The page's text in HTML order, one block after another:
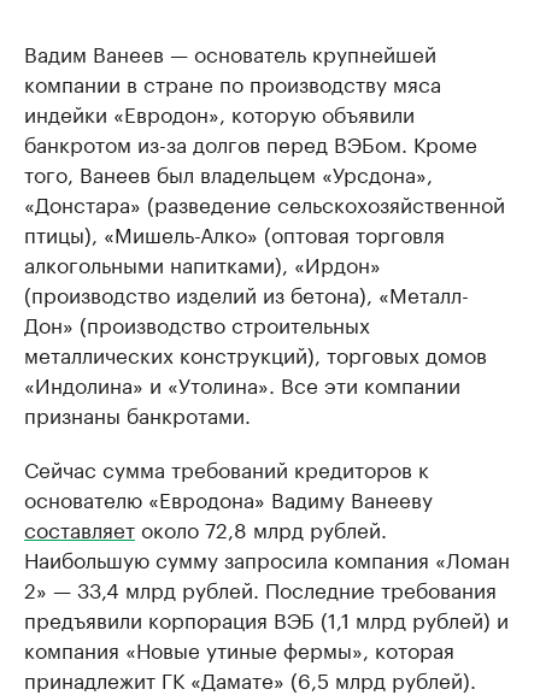
Вадим Ванеев — основатель крупнейшей
компании в стране по производству мяса
индейки «Евродон», которую объявили
банкротом из-за долгов перед ВЭБом. Кроме
того, Ванеев был владельцем «Урсдона»,
«Донстара» (разведение сельскохозяйственной
птицы), «Мишель-Алко» (оптовая торговля
алкогольными напитками), «Ирдон»
(производство изделий из бетона), «Металл-
Дон» (производство строительных
металлических конструкций), торговых домов
«Индолина» и «Утолина». Все эти компании
признаны банкротами.
Сейчас сумма требований кредиторов к
основателю «Евродона» Вадиму Ванееву
составляетоколо 72,8 млрд рублей.
Наибольшую сумму запросила компания «Ломан
2» — 33,4 млрд рублей. Последние требования
предъявили корпорация ВЭБ (1,1 млрд рублей) и
компания «Новые утиные фермы», которая
принадлежит ГК «Дамате» (6,5 млрд рублей).